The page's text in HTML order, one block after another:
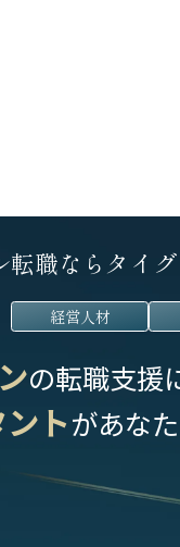
職ならタイ
経営人材
の転職支援
トがあな